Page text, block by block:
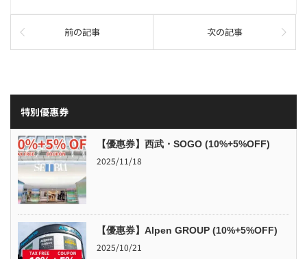
前の記事 次の記事
特別優惠券
【優惠券】西武・SOGO (10%+5%OFF)
2025/11/18
【優惠券】Alpen GROUP (10%+5%OFF)
2025/10/21